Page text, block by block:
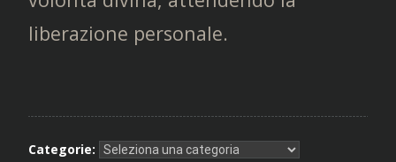
liberazione personale.
Categorie: